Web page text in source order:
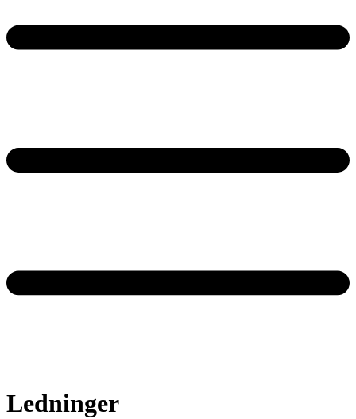
Ledninger